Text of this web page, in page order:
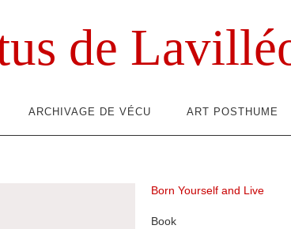
de
ARCHIVAGE DE VÉCU ART POSTHUME
Born Yourself and Live
Book